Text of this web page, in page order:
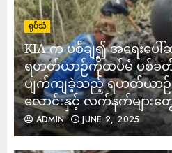
ရုပ်သံ
KIA က ပစ်ချ၍ အရေး
ရဟတ်ယာဉ်ကိုထပ်မံ ပစ်ခတ်
ပျက်ကျခဲ့သည့် ရဟတ်ယာဉ်
လောင်းနှင့် လက်နက်များတွ
ADMIN JUNE 2, 2025